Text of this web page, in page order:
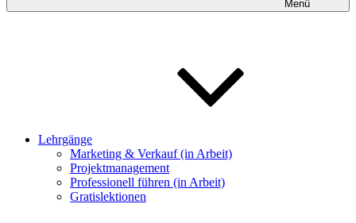
Menü
Lehrgänge
Marketing & Verkauf (in Arbeit)
Projektmanagement
Professionell führen (in Arbeit)
Gratislektionen